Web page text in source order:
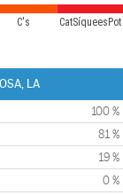
C's CatSíqueesPot
LA
100 %
81 %
19 %
0 %